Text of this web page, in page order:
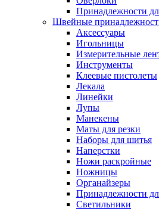
Принадлежности
Швейные
Аксессуары
Игольницы
Измерительные
Инструменты
Клеевые пистолеты
Лекала
Линейки
Лупы
Манекены
Маты для резки
Наборы для шитья
Наперстки
Ножи раскройные
Ножницы
Органайзеры
Принадлежности
Светильники